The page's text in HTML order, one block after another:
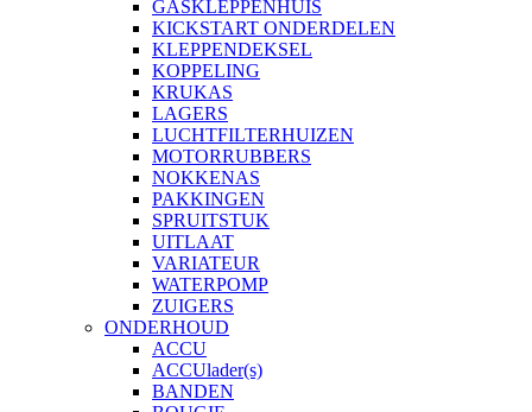
GASKLEPPENHUIS
KICKSTART ONDERDELEN
KLEPPENDEKSEL
KOPPELING
KRUKAS
LAGERS
LUCHTFILTERHUIZEN
MOTORRUBBERS
NOKKENAS
PAKKINGEN
SPRUITSTUK
UITLAAT
VARIATEUR
WATERPOMP
ZUIGERS
ONDERHOUD
ACCU
ACCUlader(s)
BANDEN